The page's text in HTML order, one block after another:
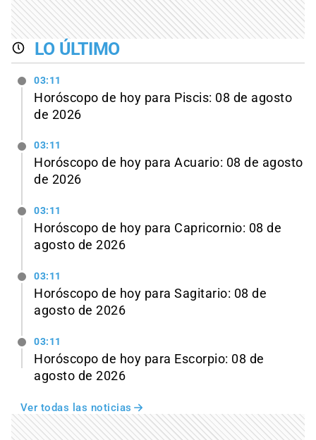
LO ÚLTIMO
03:11
Horóscopo de hoy para Piscis: 08 de agosto
de 2026
03:11
Horóscopo de hoy para Acuario: 08 de agosto
de 2026
03:11
Horóscopo de hoy para Capricornio: 08 de
agosto de 2026
03:11
Horóscopo de hoy para Sagitario: 08 de
agosto de 2026
03:11
Horóscopo de hoy para Escorpio: 08 de
agosto de 2026
Ver todas las noticias